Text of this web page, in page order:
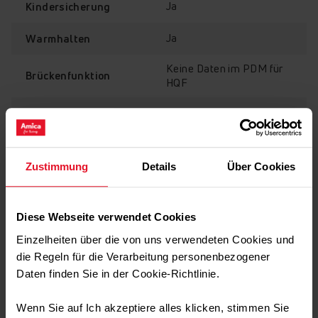
Zustimmung Details Über Cookies
Diese Webseite verwendet Cookies
Einzelheiten über die von uns verwendeten Cookies und
die Regeln für die Verarbeitung personenbezogener
Daten finden Sie in der Cookie-Richtlinie.
Wenn Sie auf Ich akzeptiere alles klicken, stimmen Sie
Kindersicherung
auszuschalten, wenn Sie andere Tätigkeiten in der Küche
Um ein solches Risiko zu vermeiden, sind die Kochfelder
von Amica mit einer speziellen Sperre ausgestattet. Sie
schalten sie ein und haben die volle Kontrolle. Die
alles!
Kindersicherung Ja
Warmhalten Ja
Brückenfunktion
Keine Daten im PDM für
HQF
Zeitlimit
Sicherheitssystem
Timer Ja
Technische Daten